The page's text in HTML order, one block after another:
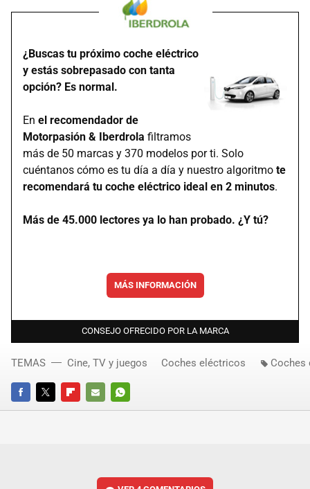
¿Buscas tu próximo coche eléctrico
y estás sobrepasado con tanta
opción? Es normal.
En el recomendador de
Motorpasión & Iberdrola filtramos
más de 50 marcas y 370 modelos por ti. Solo
cuéntanos cómo es tu día a día y nuestro algoritmo te
recomendará tu coche eléctrico ideal en 2 minutos.
Más de 45.000 lectores ya lo han probado. ¿Y tú?
MÁS INFORMACIÓN
CONSEJO OFRECIDO POR LA MARCA
FACEBOOKTWITTERFLIPBOARD
E-
WHATSAPP
TEMAS Cine, TV y juegos Coches eléctricos Coches